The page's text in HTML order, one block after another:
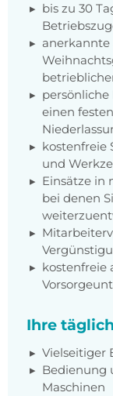
bis zu 30
anerkannte
einen
kostenfreie
und
Einsätze in
bei denen
kostenfreie
Ihre
Vielseitiger
Bedienung
Maschinen